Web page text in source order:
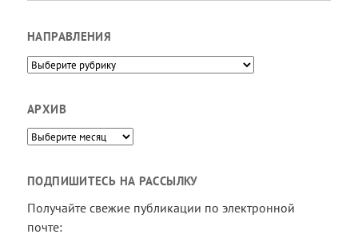
НАПРАВЛЕНИЯ
Направления
АРХИВ
Архив
ПОДПИШИТЕСЬ НА РАССЫЛКУ
Получайте свежие публикации по электронной
почте: